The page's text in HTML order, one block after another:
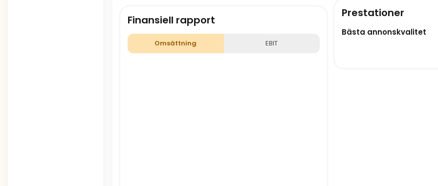
Finansiell rapport
Omsättning EBIT
Prestationer
Bästa annonskvalitet